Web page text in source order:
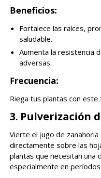
Beneficios:
Fortalece las raíces,
saludable.
Aumenta la resistencia
adversas.
Frecuencia:
Riega tus plantas con
3. Pulverización
Vierte el jugo de
directamente sobre las
plantas que necesitan una
especialmente en